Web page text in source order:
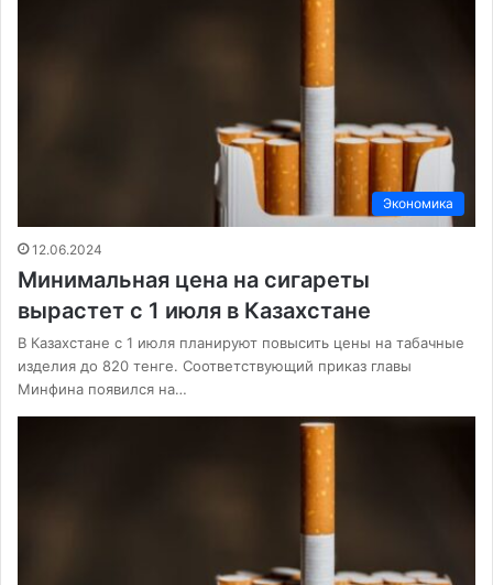
Экономика
12.06.2024
Минимальная цена на сигареты
вырастет с 1 июля в Казахстане
В Казахстане с 1 июля планируют повысить цены на табачные
изделия до 820 тенге. Соответствующий приказ главы
Минфина появился на…